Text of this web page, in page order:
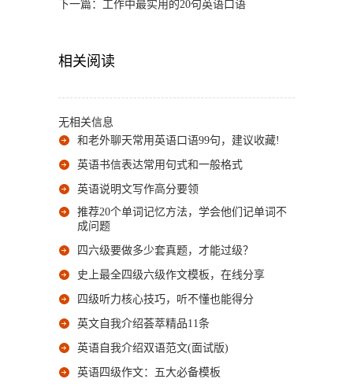
下一篇： 工作中最实用的20句英语口语
相关阅读
无相关信息
和老外聊天常用英语口语99句，建议收藏!
英语书信表达常用句式和一般格式
英语说明文写作高分要领
推荐20个单词记忆方法，学会他们记单词不
成问题
四六级要做多少套真题，才能过级？
史上最全四级六级作文模板，在线分享
四级听力核心技巧，听不懂也能得分
英文自我介绍荟萃精品11条
英语自我介绍双语范文(面试版)
英语四级作文：五大必备模板